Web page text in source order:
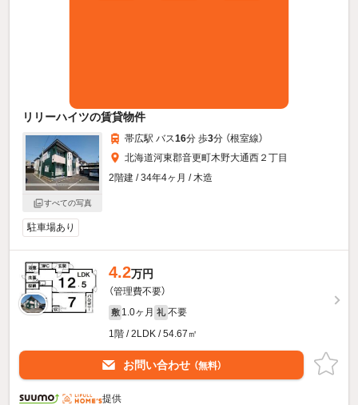
リリーハイツの賃貸物件
すべての写真
帯広駅 バス16分 歩3分 （根室線）
北海道河東郡音更町木野大通西２丁目
2階建 / 34年4ヶ月 / 木造
駐車場あり
4.2万円
（管理費不要）
敷 1.0ヶ月 礼 不要
1階 / 2LDK / 54.67㎡
お問い合わせ （無料）
提供